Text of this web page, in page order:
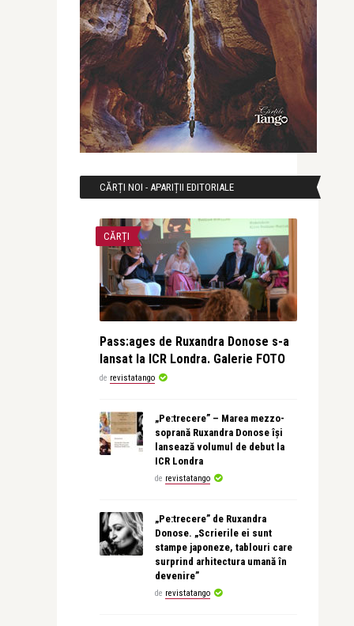
CĂRȚI NOI - APARIȚII EDITORIALE
CĂRȚI
Pass:ages de Ruxandra Donose s-a
lansat la ICR Londra. Galerie FOTO
de revistatango
„Pe:trecere” – Marea mezzo-
soprană Ruxandra Donose își
lansează volumul de debut la
ICR Londra
de revistatango
„Pe:trecere” de Ruxandra
Donose. „Scrierile ei sunt
stampe japoneze, tablouri care
surprind arhitectura umană în
devenire”
de revistatango